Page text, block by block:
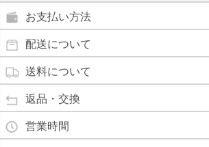
鼻炎薬
強心剤
目薬
水虫薬
田七人参
イチョウ葉
カルシウム
クロレラ
コラーゲン
お支払い方法
クレジットカード(1 回払いのみ)
SSL 認証で暗号化処理していま
ご利用いただけます。
代金引換
配送について
商品は日本郵便にて発送致します。
通常2～4営業日以内に発送致します。 メ
品、土日祝日、年末年始、弊社の休業日を
～5営業日以上かかる場合もございます。
(営業日カレンダー参照)
送料について
通常商品
北海道・沖縄
返品・交換
・お届け商品の交換・返品をご希望の場合
週間以内にメールまたはお電話にてご連
営業時間